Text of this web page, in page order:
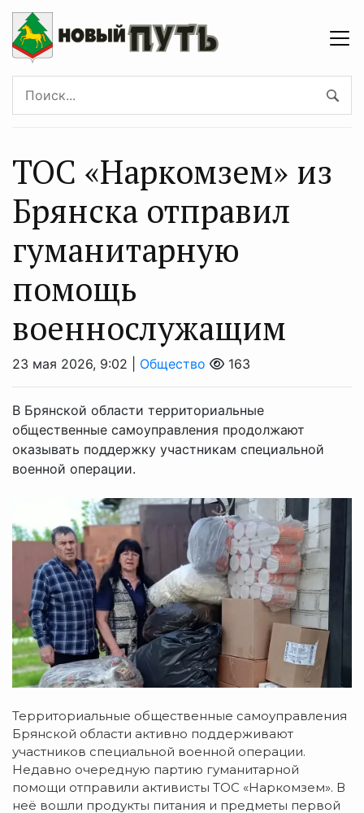
ТОС «Наркомзем» из
Брянска отправил
гуманитарную
помощь
военнослужащим
23 мая 2026, 9:02 | Общество 163
В Брянской области территориальные
общественные самоуправления продолжают
оказывать поддержку участникам специальной
военной операции.
Территориальные общественные самоуправления
Брянской области активно поддерживают
участников специальной военной операции.
Недавно очередную партию гуманитарной
помощи отправили активисты ТОС «Наркомзем». В
неё вошли продукты питания и предметы первой